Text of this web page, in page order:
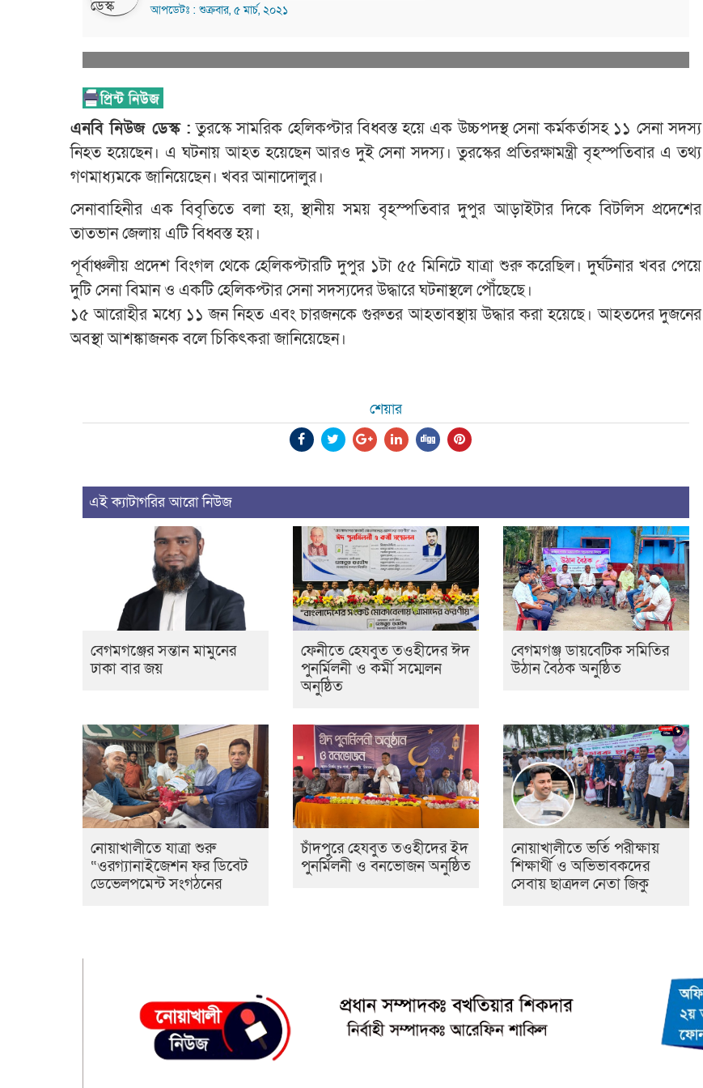
আপডেটঃ : শুক্রবার, ৫ মার্চ, ২০২১
এনবি নিউজ ডেস্ক : তুরস্কে সামরিক হেলিকপ্টার বিধ্বস্ত হয়ে এক উচ্চপদস্থ সেনা কর্মকর্তাসহ ১১ সেনা সদস্য
নিহত হয়েছেন। এ ঘটনায় আহত হয়েছেন আরও দুই সেনা সদস্য। তুরস্কের প্রতিরক্ষামন্ত্রী বৃহস্পতিবার এ তথ্য
গণমাধ্যমকে জানিয়েছেন। খবর আনাদোলুর।
সেনাবাহিনীর এক বিবৃতিতে বলা হয়, স্থানীয় সময় বৃহস্পতিবার দুপুর আড়াইটার দিকে বিটলিস প্রদেশের
তাতভান জেলায় এটি বিধ্বস্ত হয়।
পূর্বাঞ্চলীয় প্রদেশ বিংগল থেকে হেলিকপ্টারটি দুপুর ১টা ৫৫ মিনিটে যাত্রা শুরু করেছিল। দুর্ঘটনার খবর পেয়ে
দুটি সেনা বিমান ও একটি হেলিকপ্টার সেনা সদস্যদের উদ্ধারে ঘটনাস্থলে পৌঁছেছে।
১৫ আরোহীর মধ্যে ১১ জন নিহত এবং চারজনকে গুরুতর আহতাবস্থায় উদ্ধার করা হয়েছে। আহতদের দুজনের
অবস্থা আশঙ্কাজনক বলে চিকিৎকরা জানিয়েছেন।
শেয়ার
এই ক্যাটাগরির আরো নিউজ
বেগমগঞ্জের সন্তান মামুনের
ঢাকা বার জয়
ফেনীতে হেযবুত তওহীদের ঈদ
পুনর্মিলনী ও কর্মী সম্মেলন
অনুষ্ঠিত
বেগমগঞ্জ ডায়বেটিক সমিতির
উঠান বৈঠক অনুষ্ঠিত
নোয়াখালীতে যাত্রা শুরু
“ওরগ্যানাইজেশন ফর ডিবেট
ডেভেলপমেন্ট সংগঠনের
চাঁদপুরে হেযবুত তওহীদের ইদ
পুনর্মিলনী ও বনভোজন অনুষ্ঠিত
নোয়াখালীতে ভর্তি পরীক্ষায়
শিক্ষার্থী ও অভিভাবকদের
সেবায় ছাত্রদল নেতা জিকু